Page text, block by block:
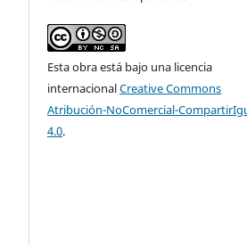
Esta obra está bajo una licencia
internacionalCreative Commons
Atribución-NoComercial-
4.0.